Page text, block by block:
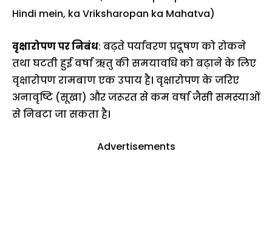
Hindi mein, ka Vriksharopan ka Mahatva)
वृक्षारोपण पर निबंध: बढ़ते पर्यावरण प्रदूषण को रोकने
तथा घटती हुई वर्षा ऋतु की समयावधि को बढ़ाने के लिए
वृक्षारोपण रामबाण एक उपाय है। वृक्षारोपण के जरिए
अनावृष्टि (सूखा) और जरूरत से कम वर्षा जैसी समस्याओं
से निबटा जा सकता है।
Advertisements